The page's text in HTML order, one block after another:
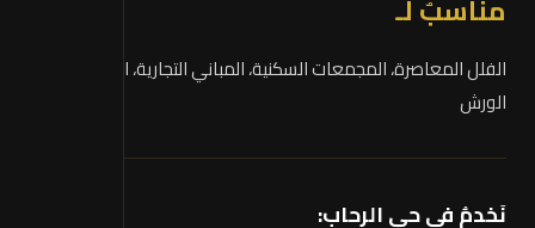
مناسبٌ لـ
الفلل المعاصرة، المجمعات السكنية، المباني التجارية، المعارض،
الورش
نَخدمُ في حي الرحاب: